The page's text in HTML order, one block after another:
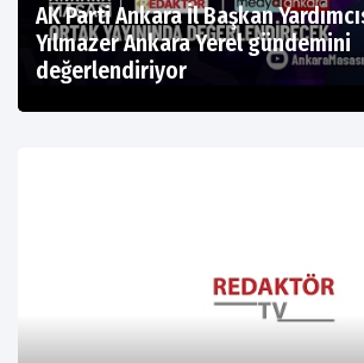
AK Parti Ankara İl Başkan
Yılmazer Ankara Yerel gündemini
değerlendiriyor